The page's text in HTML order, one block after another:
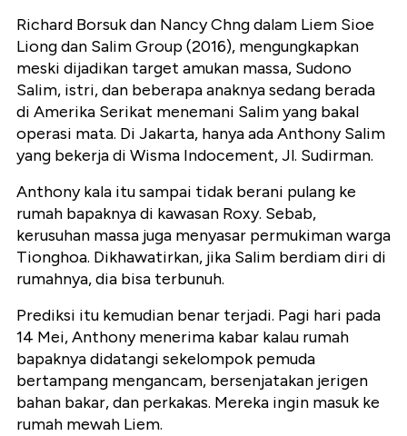
Richard Borsuk dan Nancy Chng dalam Liem Sioe
Liong dan Salim Group (2016), mengungkapkan
meski dijadikan target amukan massa, Sudono
Salim, istri, dan beberapa anaknya sedang berada
di Amerika Serikat menemani Salim yang bakal
operasi mata. Di Jakarta, hanya ada Anthony Salim
yang bekerja di Wisma Indocement, Jl. Sudirman.
Anthony kala itu sampai tidak berani pulang ke
rumah bapaknya di kawasan Roxy. Sebab,
kerusuhan massa juga menyasar permukiman warga
Tionghoa. Dikhawatirkan, jika Salim berdiam diri di
rumahnya, dia bisa terbunuh.
Prediksi itu kemudian benar terjadi. Pagi hari pada
14 Mei, Anthony menerima kabar kalau rumah
bapaknya didatangi sekelompok pemuda
bertampang mengancam, bersenjatakan jerigen
bahan bakar, dan perkakas. Mereka ingin masuk ke
rumah mewah Liem.